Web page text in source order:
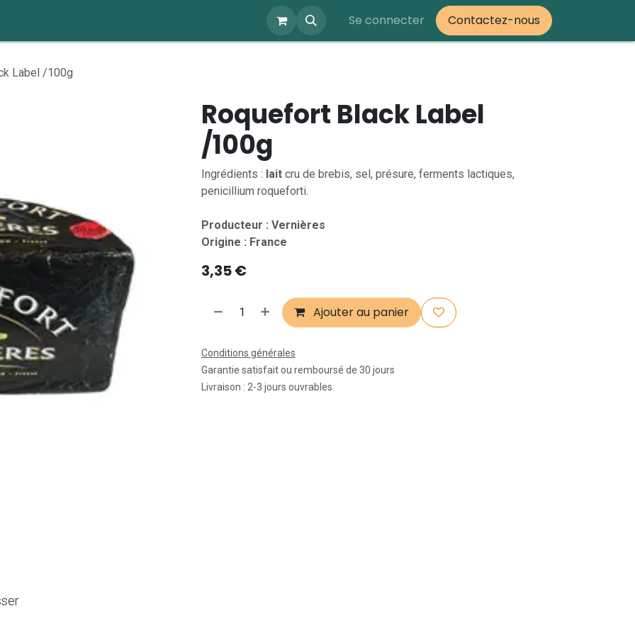
Se connecter Contactez-nous
Label /100g
Roquefort Black Label
/100g
Ingrédients : lait cru de brebis, sel, présure, ferments lactiques,
penicillium roqueforti.
Producteur : Vernières
Origine : France
3,35€
Ajouter au panier
Conditions générales
Garantie satisfait ou remboursé de 30 jours
Livraison : 2-3 jours ouvrables